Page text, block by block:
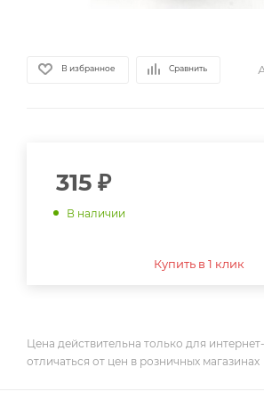
В избранное Сравнить
315 ₽
В наличии
Купить в 1 клик
Цена действительна только для
отличаться от цен в розничных магазинах